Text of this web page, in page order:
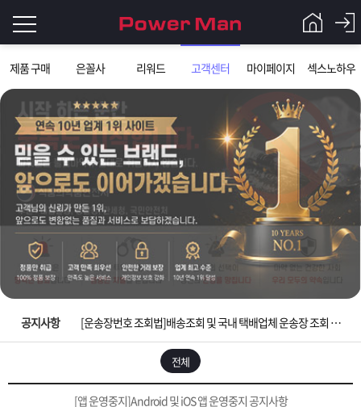
제품 구매 은꼴사 리워드 고객센터 마이페이지 섹스노하우
그
인
이
필
요
니
로
Q&A
파
워
맨
제
품
은
공지사항
입금확인이 안되는 상황을 대비해 꼭 입금후 고객센터 연락바랍니다.
[2026구정 연휴]설 연휴 배송 및 휴무 안내
[운송장번호 조회법]배송조회 및 국내 택배업체 운송장 조회 하는법
[ios앱 오픈]아이폰 고객 앱설치 가능합니다.
[무인택배함 이용 안내] 집 밖에 주소로 택배 받기
전체
[앱 운영중지]Android 및 iOS 앱 운영중지 공지사항